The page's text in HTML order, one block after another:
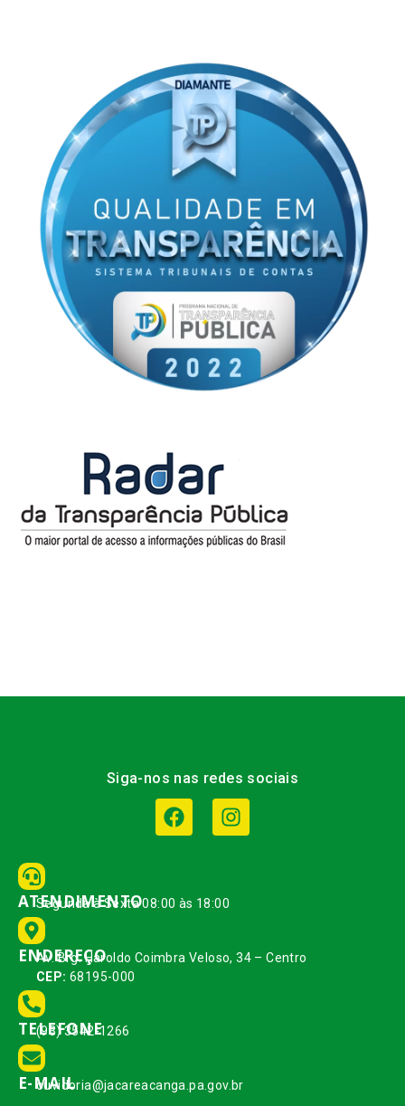
Siga-nos nas redes sociais
ATENDIMENTO
Segunda à Sexta 08:00 às 18:00
ENDEREÇO
Av. Brg. Haroldo Coimbra Veloso, 34 – Centro
CEP: 68195-000
TELEFONE
(93) 3542-1266
E-MAIL
ouvidoria@jacareacanga.pa.gov.br